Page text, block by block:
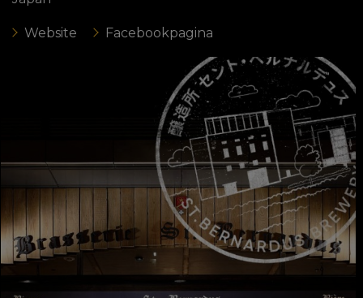
Website Facebookpagina